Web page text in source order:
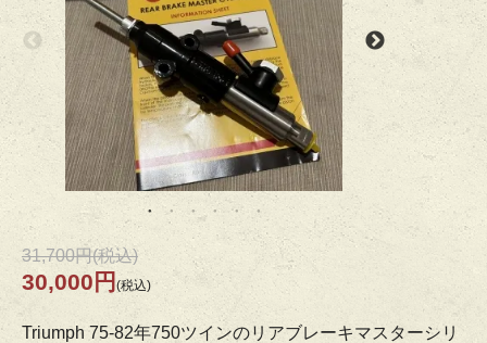
31,700円(税込)
30,000円 (税込)
Triumph 75-82年750ツインのリアブレーキマスターシリ